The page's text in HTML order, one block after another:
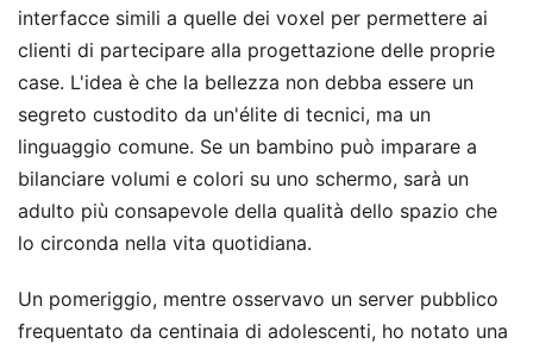
interfacce simili a quelle dei voxel per permettere ai
clienti di partecipare alla progettazione delle proprie
case. L'idea è che la bellezza non debba essere un
segreto custodito da un'élite di tecnici, ma un
linguaggio comune. Se un bambino può imparare a
bilanciare volumi e colori su uno schermo, sarà un
adulto più consapevole della qualità dello spazio che
lo circonda nella vita quotidiana.
Un pomeriggio, mentre osservavo un server pubblico
frequentato da centinaia di adolescenti, ho notato una